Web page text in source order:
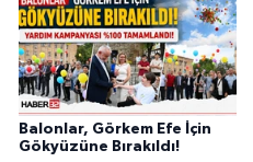
Balonlar, Görkem Efe İçin
Gökyüzüne Bırakıldı!